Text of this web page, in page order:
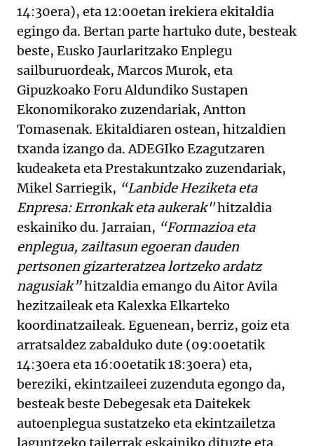
14:30era), eta 12:00etan irekiera ekitaldia
egingo da. Bertan parte hartuko dute, besteak
beste, Eusko Jaurlaritzako Enplegu
sailburuordeak, Marcos Murok, eta
Gipuzkoako Foru Aldundiko Sustapen
Ekonomikorako zuzendariak, Antton
Tomasenak. Ekitaldiaren ostean, hitzaldien
txanda izango da. ADEGIko Ezagutzaren
kudeaketa eta Prestakuntzako zuzendariak,
Mikel Sarriegik, “Lanbide Heziketa eta
Enpresa: Erronkak eta aukerak"hitzaldia
eskainiko du. Jarraian, “Formazioa eta
enplegua, zailtasun egoeran dauden
pertsonen gizarteratzea lortzeko ardatz
nagusiak”hitzaldia emango du Aitor Avila
hezitzaileak eta Kalexka Elkarteko
koordinatzaileak. Eguenean, berriz, goiz eta
arratsaldez zabalduko dute (09:00etatik
14:30era eta 16:00etatik 18:30era) eta,
bereziki, ekintzaileei zuzenduta egongo da,
besteak beste Debegesak eta Daitekek
autoenplegua sustatzeko eta ekintzailetza